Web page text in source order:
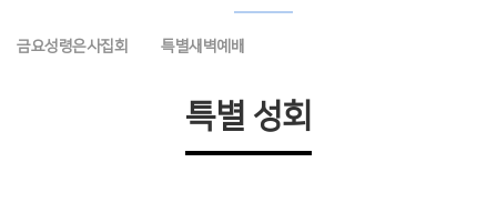
금요성령은사집회 특별새벽예배
특별 성회